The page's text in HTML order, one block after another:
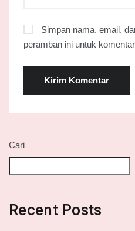
Simpan nama, email,
peramban ini untuk
Cari
Recent Posts